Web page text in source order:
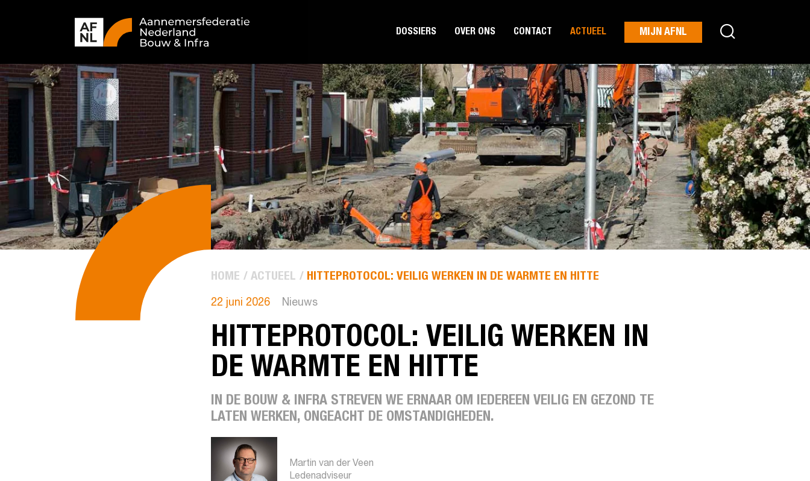
DOSSIERS OVER ONS CONTACT ACTUEEL MIJN AFNL
HOME ACTUEEL HITTEPROTOCOL: VEILIG WERKEN IN DE WARMTE EN HITTE
22 juni 2026 Nieuws
HITTEPROTOCOL: VEILIG WERKEN IN
DE WARMTE EN HITTE
IN DE BOUW & INFRA STREVEN WE ERNAAR OM IEDEREEN VEILIG EN GEZOND TE
LATEN WERKEN, ONGEACHT DE OMSTANDIGHEDEN.
Martin van der Veen
Ledenadviseur